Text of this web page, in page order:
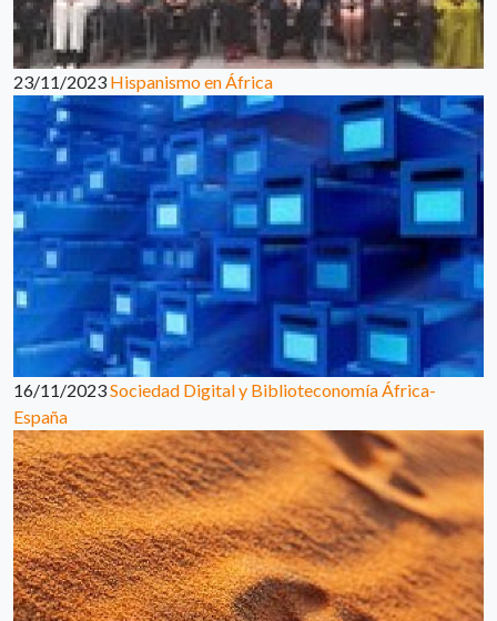
23/11/2023 Hispanismo en África
16/11/2023Sociedad Digital y Biblioteconomía África-
España